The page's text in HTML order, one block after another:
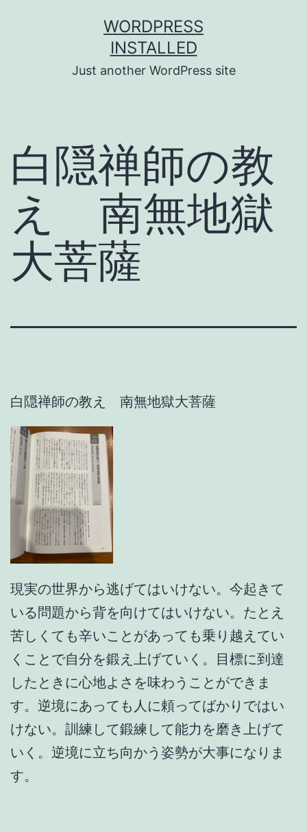
WORDPRESS
INSTALLED
Just another WordPress site
白隠禅師の教
え 南無地獄
大菩薩
白隠禅師の教え 南無地獄大菩薩
現実の世界から逃げてはいけない。今起きて
いる問題から背を向けてはいけない。たとえ
苦しくても辛いことがあっても乗り越えてい
くことで自分を鍛え上げていく。目標に到達
したときに心地よさを味わうことができま
す。逆境にあっても人に頼ってばかりではい
けない。訓練して鍛練して能力を磨き上げて
いく。逆境に立ち向かう姿勢が大事になりま
す。